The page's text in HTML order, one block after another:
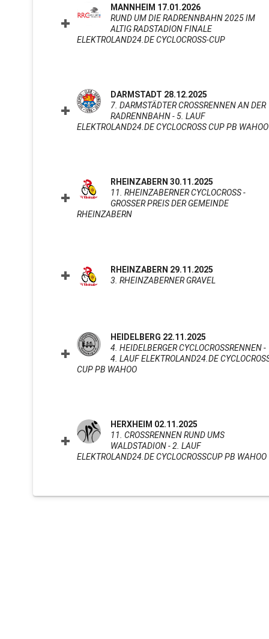
MANNHEIM 17.01.2026
RUND UM DIE RADRENNBAHN 2025 IM
ALTIG RADSTADION FINALE
ELEKTROLAND24.DE CYCLOCROSS-CUPCLICK TO
DARMSTADT 28.12.2025
7. DARMSTÄDTER CROSSRENNEN AN DER
RADRENNBAHN - 5. LAUF
ELEKTROLAND24.DE CYCLOCROSS CUP PB WAHOO
RHEINZABERN 30.11.2025
11. RHEINZABERNER CYCLOCROSS -
GROSSER PREIS DER GEMEINDE R
HEINZABERN
CLICK TO EXPAND CONTENTS
RHEINZABERN 29.11.2025
3. RHEINZABERNER GRAVEL
HEIDELBERG 22.11.2025
4. HEIDELBERGER CYCLOCROSSRENNEN -
4. LAUF ELEKTROLAND24.DE
CUP PB WAHOOCLICK TO EXPAND CONTENTS
HERXHEIM 02.11.2025
11. CROSSRENNEN RUND UMS
WALDSTADION - 2. LAUF
ELEKTROLAND24.DE CYCLOCROSSCUP PB WAHOO